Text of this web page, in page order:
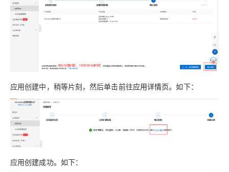
应用创建中，稍等片刻，然后单击前往应用详情页。如下：
应用创建成功。如下：